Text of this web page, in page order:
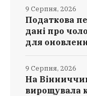
Податкова
дані про
для
9 Серпня, 2026
На
вирощувала
9 Серпня, 2026